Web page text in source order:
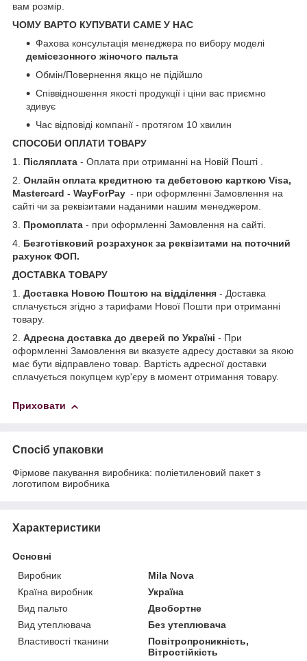
вам розмір.
ЧОМУ ВАРТО КУПУВАТИ САМЕ У НАС
Фахова консультація менеджера по вибору моделі
демісезонного жіночого пальта
Обмін/Повернення якщо не підійшло
Співвідношення якості продукції і ціни вас приємно
здивує
Час відповіді компанії - протягом 10 хвилин
СПОСОБИ ОПЛАТИ ТОВАРУ
1. Післяплата - Оплата при отриманні на Новій Пошті .
2. Онлайн оплата кредитною та дебетовою карткою Visa,
Mastercard - WayForPay - при оформленні Замовлення на
сайті чи за реквізитами наданими нашим менеджером.
3. Промоплата - при оформленні Замовлення на сайті.
4. Безготівковий розрахунок за реквізитами на поточний
рахунок ФОП.
ДОСТАВКА ТОВАРУ
1. Доставка Новою Поштою на відділення - Доставка
сплачується згідно з тарифами Нової Пошти при отриманні
товару.
2. Адресна доставка до дверей по Україні - При
оформленні Замовлення ви вказуєте адресу доставки за якою
має бути відправлено товар. Вартість адресної доставки
сплачується покупцем кур'єру в момент отримання товару.
Приховати
Спосіб упаковки
Фірмове пакування виробника: поліетиленовий пакет з
логотипом виробника
Характеристики
Основні
Виробник
Mila Nova
Країна виробник
Україна
Вид пальто
Двобортне
Вид утеплювача
Без утеплювача
Властивості тканини
Повітропроникність,
Вітростійкість